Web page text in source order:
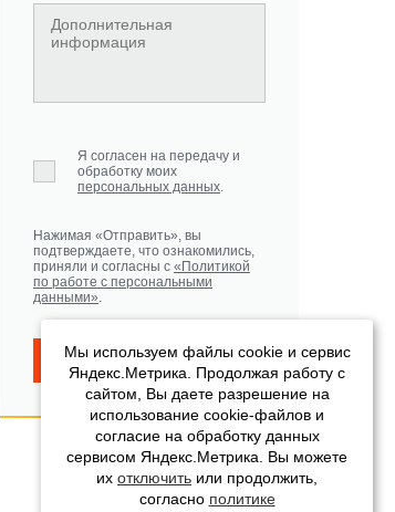
Мы используем файлы cookie и сервис
Яндекс.Метрика. Продолжая работу с
сайтом, Вы даете разрешение на
использование cookie-файлов и
согласие на обработку данных
сервисом Яндекс.Метрика. Вы можете
их отключить или продолжить,
согласно политике
Я согласен на передачу и
обработку моих
персональных данных.
Нажимая «Отправить», вы
подтверждаете, что ознакомились,
приняли и согласны с «Политикой
по работе с персональными
данными».
Отправить